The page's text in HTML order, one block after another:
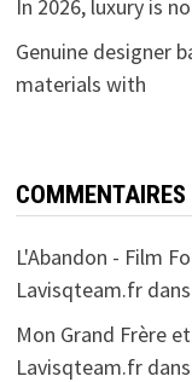
In 2026, luxury is
Genuine designer
materials with
COMMENTAIRES
L'Abandon - Film
Lavisqteam.frdans
Mon Grand Frère
Lavisqteam.frdans